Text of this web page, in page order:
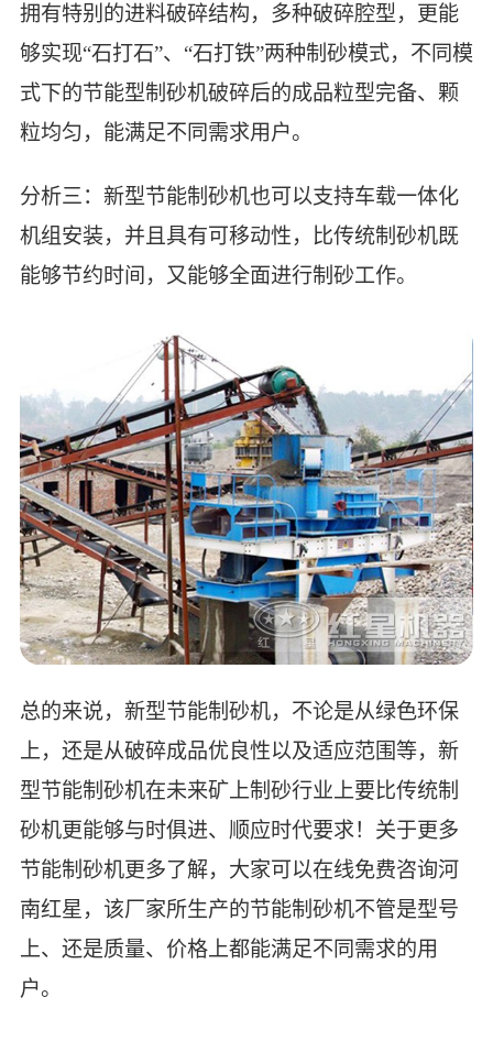
拥有特别的进料破碎结构，多种破碎腔型，更能
够实现“石打石”、“石打铁”两种制砂模式，不同模
式下的节能型制砂机破碎后的成品粒型完备、颗
粒均匀，能满足不同需求用户。
分析三：新型节能制砂机也可以支持车载一体化
机组安装，并且具有可移动性，比传统制砂机既
能够节约时间，又能够全面进行制砂工作。
总的来说，新型节能制砂机，不论是从绿色环保
上，还是从破碎成品优良性以及适应范围等，新
型节能制砂机在未来矿上制砂行业上要比传统制
砂机更能够与时俱进、顺应时代要求！关于更多
节能制砂机更多了解，大家可以在线免费咨询河
南红星，该厂家所生产的节能制砂机不管是型号
上、还是质量、价格上都能满足不同需求的用
户。